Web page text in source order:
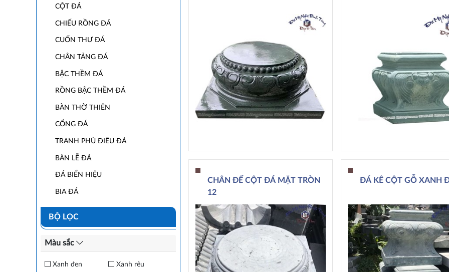
CHÂN ĐẾ CỘT ĐÁ MẶT TRÒN
12
ĐÁ KÊ CỘT GỖ XANH
CỘT ĐÁ
CHIẾU RỒNG ĐÁ
CUỐN THƯ ĐÁ
CHÂN TẢNG ĐÁ
BẬC THỀM ĐÁ
RỒNG BẬC THỀM ĐÁ
BÀN THỜ THIÊN
CỔNG ĐÁ
TRANH PHÙ ĐIÊU ĐÁ
BÀN LỄ ĐÁ
ĐÁ BIỂN HIỆU
BIA ĐÁ
BỘ LỌC
Màu sắc
Xanh đen Xanh rêu